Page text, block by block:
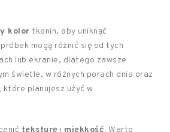
kolor tkanin, aby uniknąć
mogą różnić się od tych
lub ekranie, dlatego zawsze
świetle, w różnych porach dnia oraz
planujesz użyć w
teksturę i miękkość. Warto